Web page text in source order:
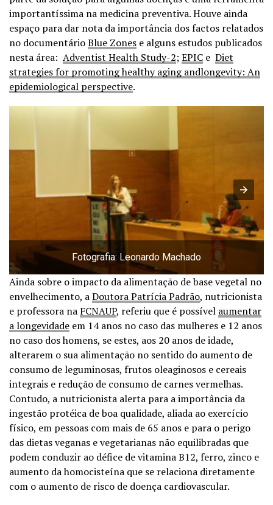
importantíssima na medicina preventiva. Houve ainda
espaço para dar nota da importância dos factos relatados
no documentárioBlue Zones e alguns estudos publicados
nesta área: Adventist Health Study-2;EPIC e Diet
strategies for promoting healthy aging andlongevity: An
epidemiological perspective.
Fotografia: Leonardo Machado
Ainda sobre o impacto da alimentação de base vegetal no
envelhecimento, aDoutora Patrícia Padrão, nutricionista
e professora na FCNAUP, referiu que é possível aumentar
a longevidade em 14 anos no caso das mulheres e 12 anos
no caso dos homens, se estes, aos 20 anos de idade,
alterarem o sua alimentação no sentido do aumento de
consumo de leguminosas, frutos oleaginosos e cereais
integrais e redução de consumo de carnes vermelhas.
Contudo, a nutricionista alerta para a importância da
ingestão protéica de boa qualidade, aliada ao exercício
físico, em pessoas com mais de 65 anos e para o perigo
das dietas veganas e vegetarianas não equilibradas que
podem conduzir ao défice de vitamina B12, ferro, zinco e
aumento da homocisteína que se relaciona diretamente
com o aumento de risco de doença cardiovascular.